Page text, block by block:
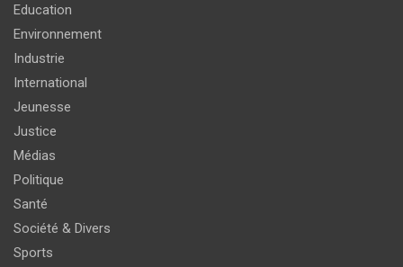
Education
Environnement
Industrie
International
Jeunesse
Justice
Médias
Politique
Santé
Société & Divers
Sports